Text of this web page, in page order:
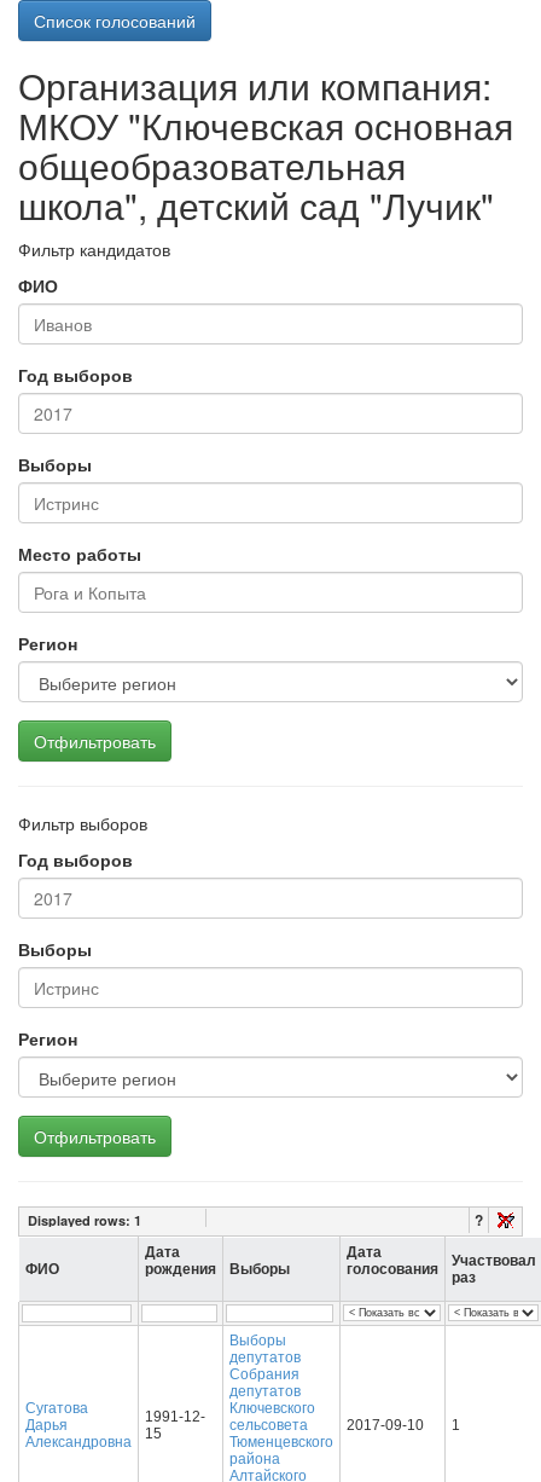
Список голосований
Организация или компания:
МКОУ "Ключевская основная
общеобразовательная
школа", детский сад "Лучик"
Фильтр кандидатов
ФИО
Год выборов
Выборы
Место работы
Регион
Отфильтровать
Фильтр выборов
Год выборов
Выборы
Регион
Отфильтровать
Displayed rows: 1 ?
ФИО
Дата
рождения
Выборы
Дата
голосования
Участвовал
раз
Сугатова
Дарья
Александровна
1991-12-
15
Выборы
депутатов
Собрания
депутатов
Ключевского
сельсовета
Тюменцевского
района
Алтайского
2017-09-10 1